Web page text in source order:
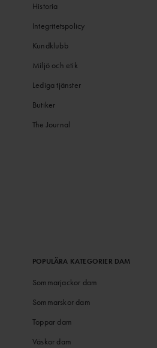
Historia
Integritetspolicy
Kundklubb
Miljö och etik
Lediga tjänster
Butiker
The Journal
POPULÄRA KATEGORIER DAM
Sommarjackor dam
Sommarskor dam
Toppar dam
Väskor dam